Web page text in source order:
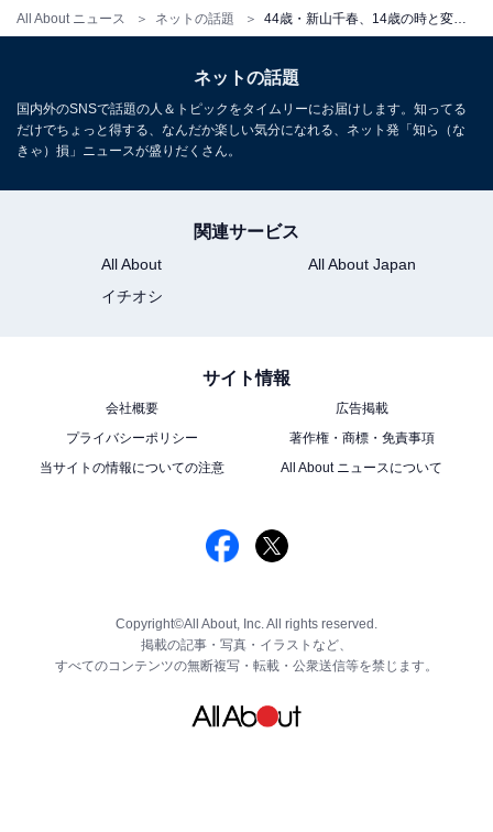
All About ニュース ネットの話題
ネットの話題
国内外のSNSで話題の人＆トピックをタイムリーにお届けします。知ってる
だけでちょっと得する、なんだか楽しい気分になれる、ネット発「知ら（な
きゃ）損」ニュースが盛りだくさん。
関連サービス
All About
All About Japan
イチオシ
サイト情報
会社概要
広告掲載
プライバシーポリシー
著作権・商標・免責事項
当サイトの情報についての注意
All About ニュースについて
Copyright©All About, Inc. All rights reserved.
掲載の記事・写真・イラストなど、
すべてのコンテンツの無断複写・転載・公衆送信等を禁じます。